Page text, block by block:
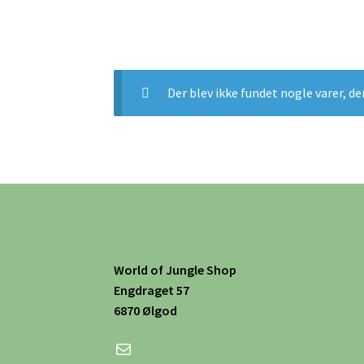
Der blev ikke fundet nogle varer,
World of Jungle Shop
Engdraget 57
6870 Ølgod
Mail